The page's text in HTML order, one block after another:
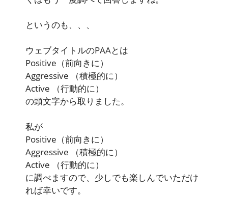
というのも、、、
ウェブタイトルのPAAとは
Positive （前向きに）
Aggressive
（積極的に）
Active
（行動的に）
の頭文字から取りました。
私が
Positive （前向きに）
Aggressive
（積極的に）
Active
（行動的に）
に調べますので、少しでも楽しんでいただけ
れば幸いです。